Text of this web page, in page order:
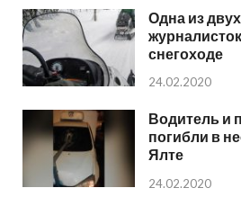
Одна из
снегоходе
24.02.2020
Водитель и
погибли в
Ялте
24.02.2020